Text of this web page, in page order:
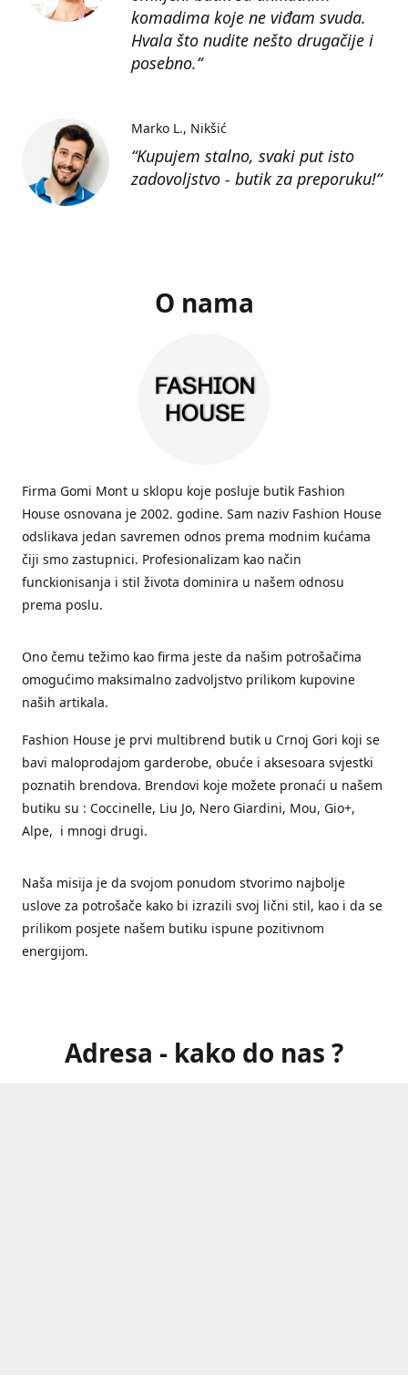
komadima koje ne viđam svuda.
Hvala što nudite nešto drugačije i
posebno.“
“Kupujem stalno, svaki put isto
zadovoljstvo - butik za preporuku!“
Marko L. Nikšić
O nama
Firma Gomi Mont u sklopu koje posluje butik Fashion
House osnovana je 2002. godine. Sam naziv Fashion House
odslikava jedan savremen odnos prema modnim kućama
čiji smo zastupnici. Profesionalizam kao način
funckionisanja i stil života dominira u našem odnosu
prema poslu.
Ono čemu težimo kao firma jeste da našim potrošačima
omogućimo maksimalno zadvoljstvo prilikom kupovine
naših artikala.
Fashion House je prvi multibrend butik u Crnoj Gori koji se
bavi maloprodajom garderobe, obuće i aksesoara svjestki
poznatih brendova. Brendovi koje možete pronaći u našem
butiku su : Coccinelle, Liu Jo, Nero Giardini, Mou, Gio+,
Alpe, i mnogi drugi.
Naša misija je da svojom ponudom stvorimo najbolje
uslove za potrošače kako bi izrazili svoj lični stil, kao i da se
prilikom posjete našem butiku ispune pozitivnom
energijom.
Adresa - kako do nas ?